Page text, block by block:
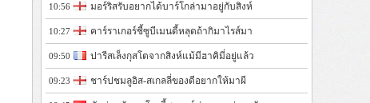
10:56 มอร์ริสรับอยากได้บาร์โกล่ามาอยู่กับสิงห์
10:27 คาร์ราเกอร์ชี้ซูบีเมนดี้หลุดถ้ากิมาไรส์มา
09:50 ปารีสเล็งกุสโตจากสิงห์แม้มีฮาคิมี่อยู่แล้ว
09:23 ชาร์ปชมลูอิส-สเกลลี่ของดีอยากให้มาผี